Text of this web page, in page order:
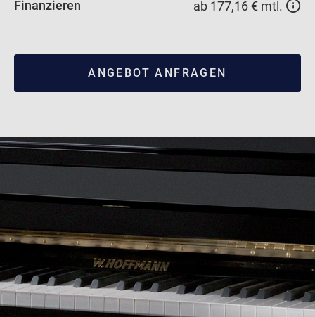
Finanzieren
ab 177,16 € mtl.
ANGEBOT ANFRAGEN